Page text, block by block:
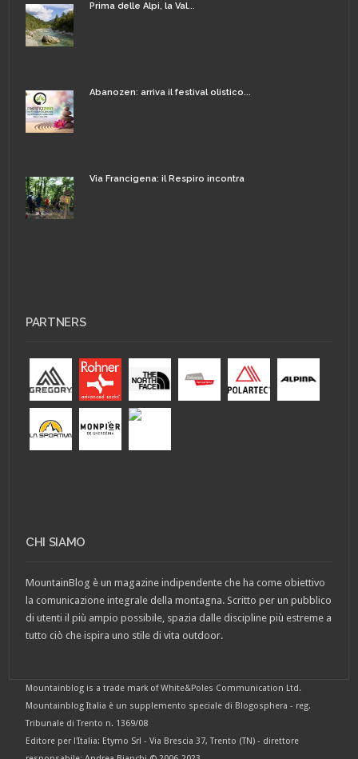
Prima delle Alpi, la Val...
Abanozen: arriva il festival olistico...
Via Francigena: il Respiro incontra
PARTNERS
CHI SIAMO
MountainBlog è un magazine indipendente che ha come obiettivo
la comunicazione integrale della montagna. Scritto per un pubblico
di utenti il più ampio possibile, spazia dalle discipline più estreme a
tutto ciò che ispira uno stile di vita outdoor.
Mountainblog is a trade mark of White&Poles Communication Ltd.
Mountainblog Italia è un supplemento speciale di Blogosphera - reg.
Tribunale di Trento n. 1369/08
Editore per l'Italia: Etymo Srl - Via Brescia 37, Trento (TN) - direttore